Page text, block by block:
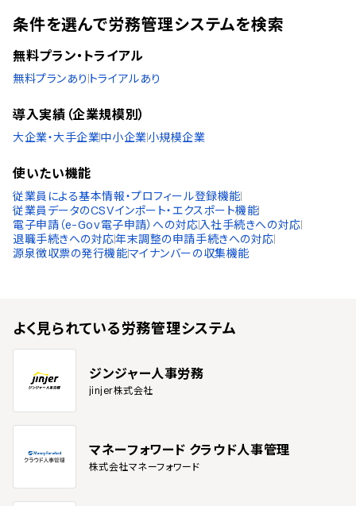
条件を選んで労務管理システムを検索
無料プラン・トライアル
無料プランあり トライアルあり
導入実績（企業規模別）
大企業・大手企業中小企業小規模企業
使いたい機能
従業員による基本情報・プロフィール登録機能
従業員データのCSVインポート・エクスポート機能
電子申請（e-Gov電子申請）への対応入社手続きへの対応
退職手続きへの対応年末調整の申請手続きへの対応
源泉徴収票の発行機能マイナンバーの収集機能
よく見られている労務管理システム
ジンジャー人事労務
jinjer株式会社
マネーフォワード クラウド人事管理
株式会社マネーフォワード